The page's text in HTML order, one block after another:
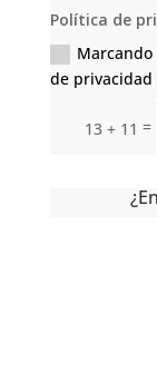
Política de
Marcando
de privacidad
13 + 11 =